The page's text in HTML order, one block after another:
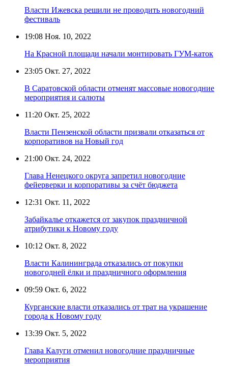
Власти Ижевска решили не проводить новогодний
фестиваль
19:08 Ноя. 10, 2022
На Красной площади начали монтировать ГУМ-каток
23:05 Окт. 27, 2022
В Саратовской области отменят массовые новогодние
мероприятия и салюты
11:20 Окт. 25, 2022
Власти Пензенской области призвали отказаться от
корпоративов на Новый год
21:00 Окт. 24, 2022
Глава Ненецкого округа запретил новогодние
фейерверки и корпоративы за счёт бюджета
12:31 Окт. 11, 2022
Забайкалье откажется от закупок праздничной
атрибутики к Новому году
10:12 Окт. 8, 2022
Власти Калининграда отказались от покупки
новогодней ёлки и праздничного оформления
09:59 Окт. 6, 2022
Курганские власти отказались от трат на украшение
города к Новому году
13:39 Окт. 5, 2022
Глава Калуги отменил новогодние праздничные
мероприятия